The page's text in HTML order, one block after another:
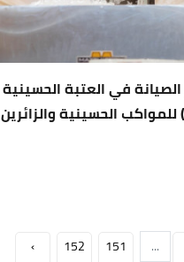
الصيانة في العتبة الحسينية
للمواكب الحسينية والزائرين
...
151
152
›